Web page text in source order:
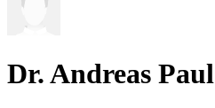
Dr. Andreas Paul